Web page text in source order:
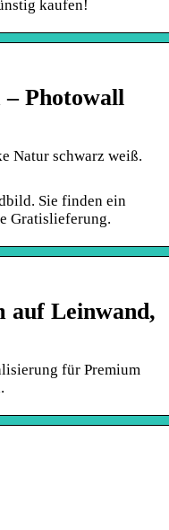
kaufen!
Photowall
Natur schwarz weiß.
Sie finden ein
Gratislieferung.
auf Leinwand,
für Premium